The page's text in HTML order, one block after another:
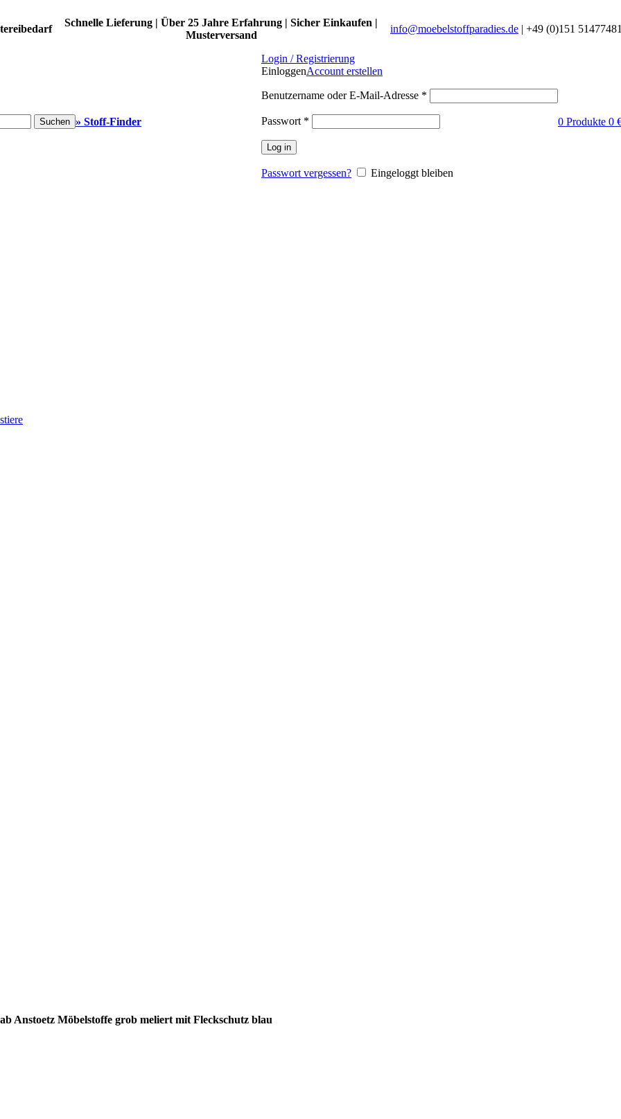
Schnelle Lieferung | Über 25 Jahre Erfahrung | Sicher Einkaufen |
Musterversand
info@moebelstoffparadies.de | +49 (0)151
Suchen » Stoff-Finder
Login / Registrierung
EinloggenAccount erstellen
Benutzername oder E-Mail-Adresse *
Passwort *
Log in
Passwort vergessen? Eingeloggt bleiben
0 Produkte 0
Anstoetz Möbelstoffe grob meliert mit Fleckschutz blau